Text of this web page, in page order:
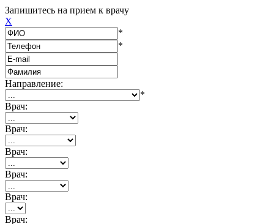
Запишитесь на прием к врачу
X
*
*
Направление:
*
Врач:
Врач:
Врач:
Врач:
Врач:
Врач: